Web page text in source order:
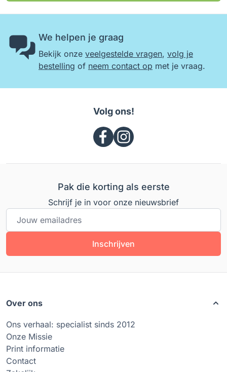
We helpen je graag
Bekijk onze veelgestelde vragen, volg je
bestelling of neem contact op met je vraag.
Volg ons!
Pak die korting als eerste
Schrijf je in voor onze nieuwsbrief
E-mailadres
Inschrijven
Over ons
Ons verhaal: specialist sinds 2012
Onze Missie
Print informatie
Contact